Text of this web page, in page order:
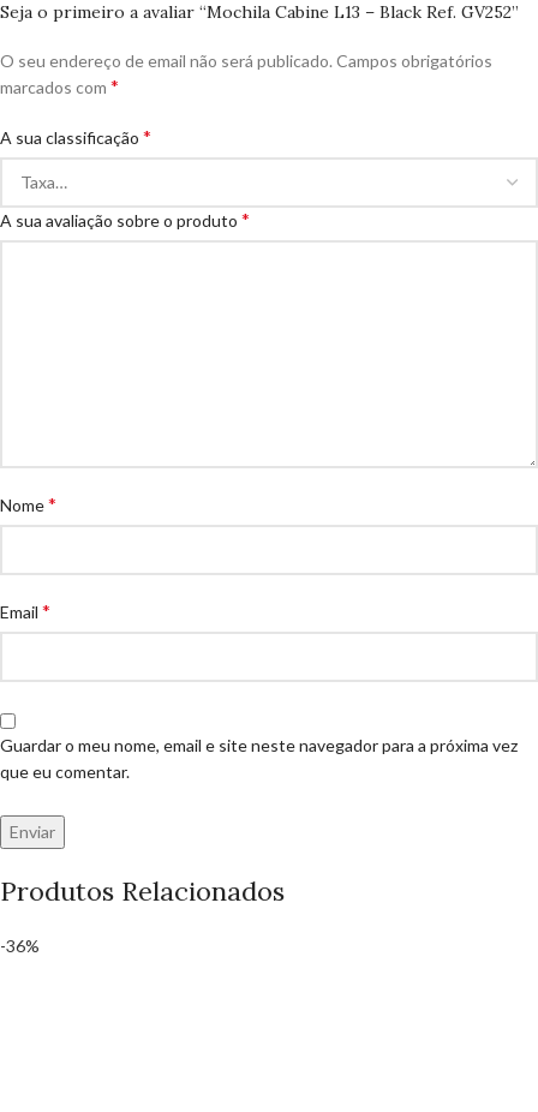
Seja o primeiro a avaliar “Mochila Cabine L13 – Black Ref. GV252”
O seu endereço de email não será publicado. Campos obrigatórios
marcados com *
A sua classificação *
A sua avaliação sobre o produto *
Nome*
Email *
Guardar o meu nome, email e site neste navegador para a próxima vez
que eu comentar.
Produtos Relacionados
-36%